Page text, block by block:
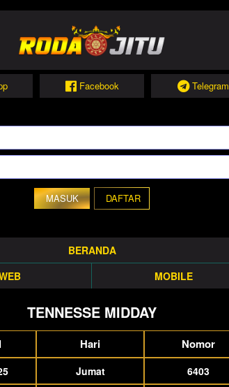
Facebook Telegram
DAFTAR
BERANDA
MOBILE
TENNESSE MIDDAY
Hari Nomor
Jumat
6403